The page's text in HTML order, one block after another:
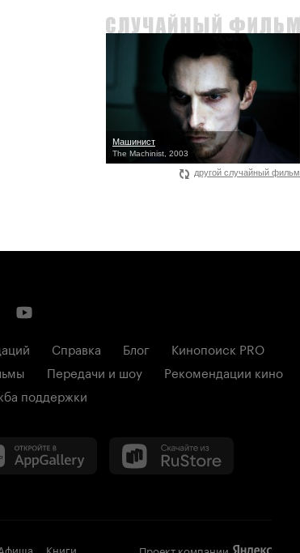
Машинист
The Machinist, 2003
другой случайный фильм
Справка Блог
Кинопоиск PRO
Передачи и шоу
Рекомендации кино
поддержки
Книги Проект компании